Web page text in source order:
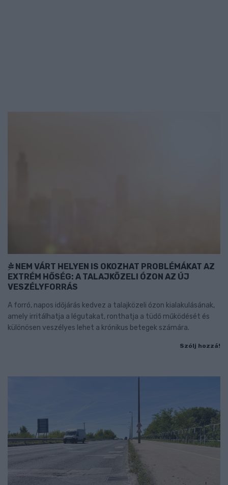
NEM VÁRT HELYEN IS OKOZHAT PROBLÉMÁKAT AZ
EXTRÉM HŐSÉG: A TALAJKÖZELI ÓZON AZ ÚJ
VESZÉLYFORRÁS
A forró, napos időjárás kedvez a talajközeli ózon kialakulásának,
amely irritálhatja a légutakat, ronthatja a tüdő működését és
különösen veszélyes lehet a krónikus betegek számára.
Szólj hozzá!